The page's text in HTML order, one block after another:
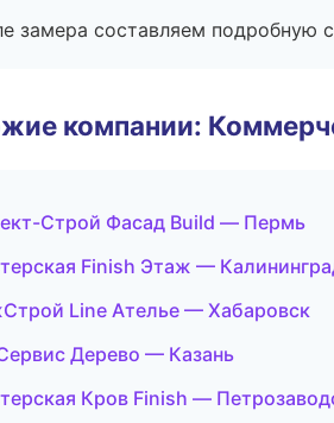
замера составляем подробную
компании:
Строй Фасад Build — Пермь
Finish Этаж —
Line Ателье — Хабаровск
Дерево — Казань
Кров Finish —